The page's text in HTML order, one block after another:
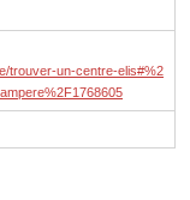
trouver-un-centre-elis#%2